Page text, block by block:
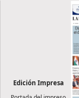
Edición Impresa